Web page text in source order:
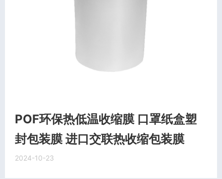
POF环保热低温收缩膜 口罩纸盒塑
封包装膜 进口交联热收缩包装膜
2024-10-23